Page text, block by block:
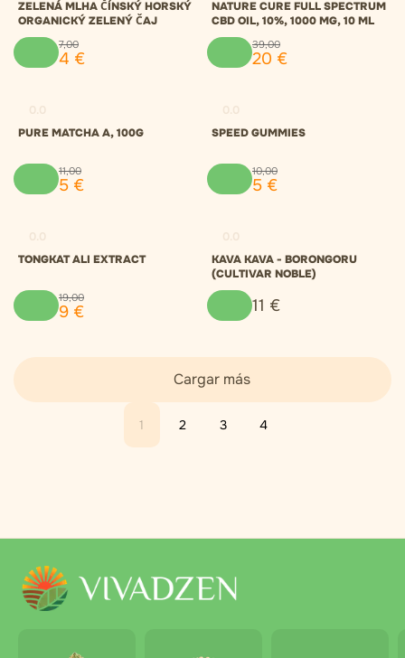
ZELENÁ MLHA ČÍNSKÝ HORSKÝ
ORGANICKÝ ZELENÝ ČAJ
7,00
4 €
NATURE CURE FULL SPECTRUM
CBD OIL, 10%, 1000 MG, 10 ML
39,00
20 €
PURE MATCHA A, 100G
11,00
5 €
SPEED GUMMIES
10,00
5 €
TONGKAT ALI EXTRACT
19,00
9 €
KAVA KAVA - BORONGORU
(CULTIVAR NOBLE)
11 €
1 2 3 4
Cargar más